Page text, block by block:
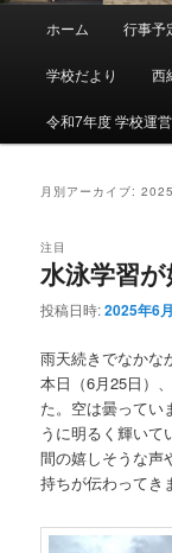
動
ュ
メ
イ
ン
コ
テ
ツ
へ
移
動
サ
ブ
コ
ン
ン
へ
移
動
ホーム 行事予
学校だより 西
令和7年度 学校運
月別アーカイブ:
水泳学習
注目
投稿日時:2025年6
雨天続きでなかな
本日（6月25日）
た。空は曇ってい
うに明るく輝いて
間の嬉しそうな声
持ちが伝わってき